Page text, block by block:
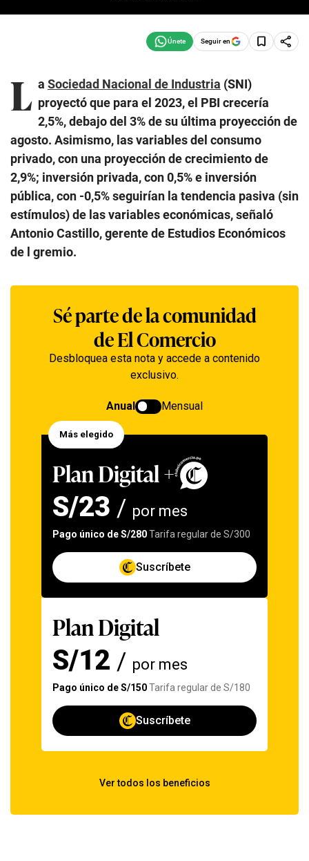
Seguir en
L a Sociedad Nacional de Industria (SNI)
proyectó que para el 2023, el PBI crecería
2,5%, debajo del 3% de su última proyección de
agosto. Asimismo, las variables del consumo
privado, con una proyección de crecimiento de
2,9%; inversión privada, con 0,5% e inversión
pública, con -0,5% seguirían la tendencia pasiva (sin
estímulos) de las variables económicas, señaló
Antonio Castillo, gerente de Estudios Económicos
de l gremio.